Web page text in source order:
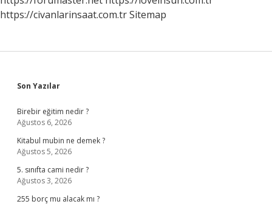
https://civanlarinsaat.com.trSitemap
Sidebar
Son Yazılar
Birebir eğitim nedir ?
Ağustos 6, 2026
Kitabul mubin ne demek ?
Ağustos 5, 2026
5. sınıfta cami nedir ?
Ağustos 3, 2026
255 borç mu alacak mı ?